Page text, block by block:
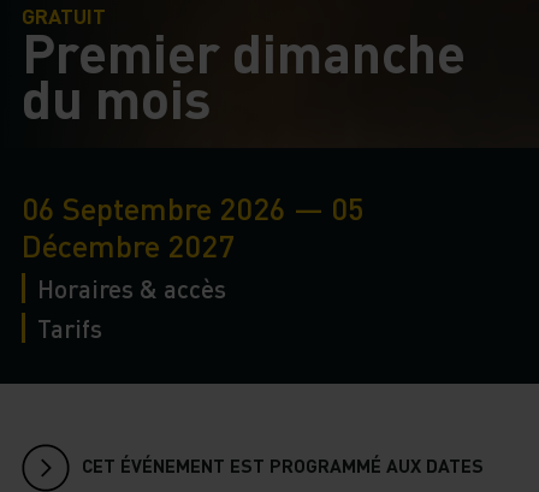
GRATUIT
Premier dimanche
du mois
06 Septembre 2026 — 05
Décembre 2027
Horaires & accès
Tarifs
CET ÉVÉNEMENT EST PROGRAMMÉ AUX DATES